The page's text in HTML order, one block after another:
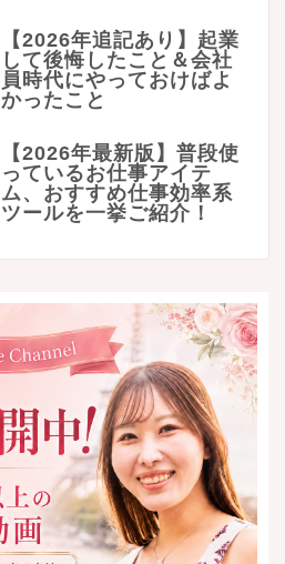
【2026年追記あり】起業
して後悔したこと＆会社
員時代にやっておけばよ
かったこと
【2026年最新版】普段使
っているお仕事アイテ
ム、おすすめ仕事効率系
ツールを一挙ご紹介！